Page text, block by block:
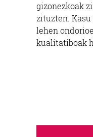
gizonezkoak
zituzten.
lehen
kualitatiboak